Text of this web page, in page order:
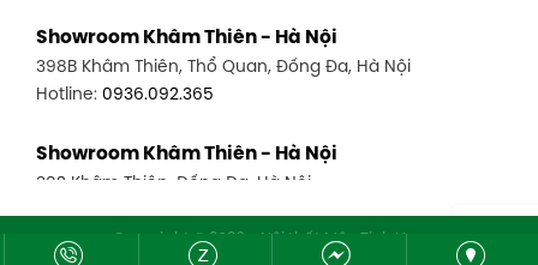
Showroom Khâm Thiên - Hà Nội
398B Khâm Thiên, Thổ Quan, Đống Đa, Hà Nội
Hotline: 0936.092.365
Showroom Khâm Thiên - Hà Nội
302 Khâm Thiên, Đống Đa, Hà Nội
Copyright © 2026 - Nội thất Mộc Tinh Hoa